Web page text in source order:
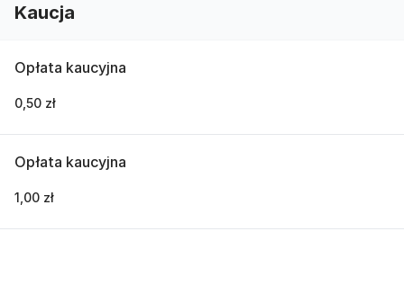
Kaucja
Opłata kaucyjna
0,50 zł
Opłata kaucyjna
1,00 zł